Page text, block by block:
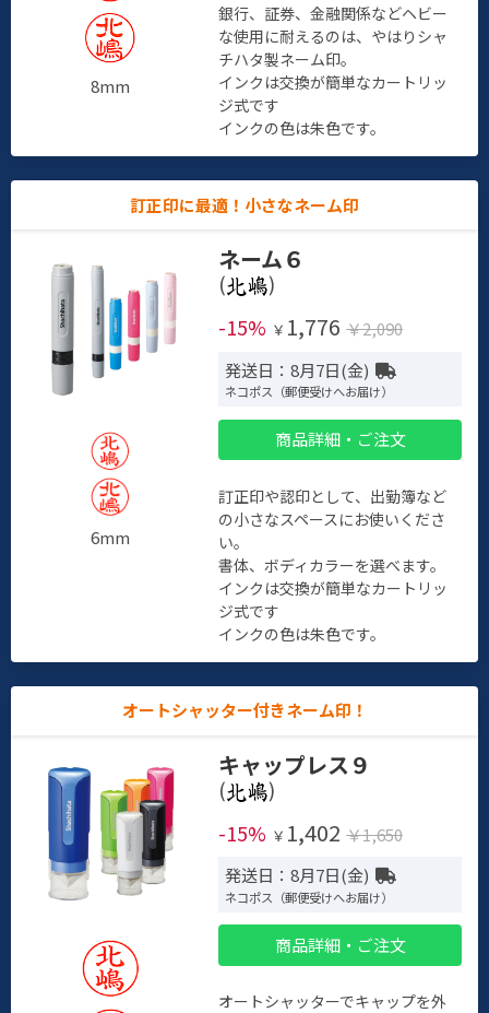
8mm
銀行、証券、金融関係などヘビー
な使用に耐えるのは、やはりシャ
チハタ製ネーム印。
インクは交換が簡単なカートリッ
ジ式です
インクの色は朱色です。
訂正印に最適！小さなネーム印
6mm
ネーム６
(
)
-15% ￥ 1,776 ￥2,090
発送日：8月7日(金)
ネコポス（郵便受けへお届け）
商品詳細・ご注文
訂正印や認印として、出勤簿など
の小さなスペースにお使いくださ
い。
書体、ボディカラーを選べます。
インクは交換が簡単なカートリッ
ジ式です
インクの色は朱色です。
オートシャッター付きネーム印！
キャップレス９
(
)
-15% ￥ 1,402 ￥1,650
発送日：8月7日(金)
ネコポス（郵便受けへお届け）
商品詳細・ご注文
オートシャッターでキャップを外